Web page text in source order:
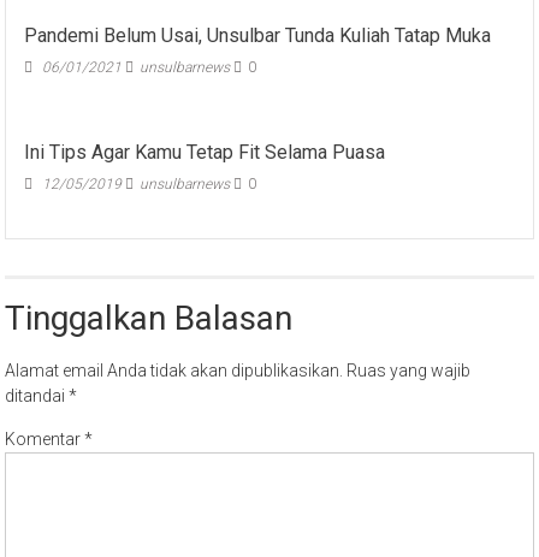
Pandemi Belum Usai, Unsulbar Tunda Kuliah Tatap Muka
06/01/2021 unsulbarnews 0
Ini Tips Agar Kamu Tetap Fit Selama Puasa
12/05/2019 unsulbarnews 0
Tinggalkan Balasan
Alamat email Anda tidak akan dipublikasikan. Ruas yang wajib
ditandai*
Komentar*